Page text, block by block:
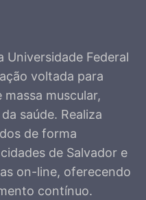
Federal
voltada para
muscular,
saúde. Realiza
de forma
de Salvador e
on-line, oferecendo
contínuo.